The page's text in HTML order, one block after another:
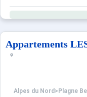
Elle est composée
Casier à ski
Tous les
Parkings intérieur
Appartements
Alpes du Nord > Plagne